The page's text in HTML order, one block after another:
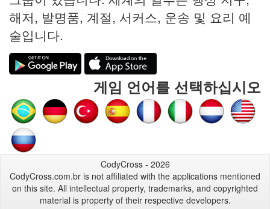
해저, 발명품, 계절, 서커스, 운송 및 요리 예
술입니다.
게임 언어를 선택하십시오
CodyCross - 2026
CodyCross.com.br is not affiliated with the applications mentioned
on this site. All intellectual property, trademarks, and copyrighted
material is property of their respective developers.